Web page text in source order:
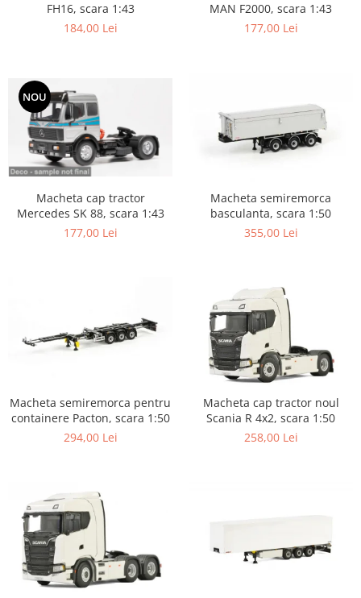
FH16, scara 1:43
184,00 Lei
MAN F2000, scara 1:43
177,00 Lei
NOU
Macheta cap tractor
Mercedes SK 88, scara 1:43
177,00 Lei
Macheta semiremorca
basculanta, scara 1:50
355,00 Lei
Macheta semiremorca pentru
containere Pacton, scara 1:50
294,00 Lei
Macheta cap tractor noul
Scania R 4x2, scara 1:50
258,00 Lei